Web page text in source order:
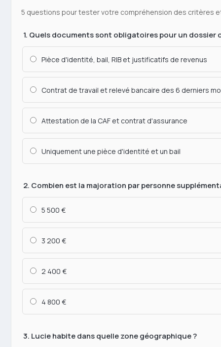
5 questions pour tester votre compréhension des critères
1. Quels documents sont obligatoires pour un dossier
Pièce d'identité, bail, RIB et justificatifs de revenus
Contrat de travail et relevé bancaire des 6 derniers
Attestation de la CAF et contrat d'assurance
Uniquement une pièce d'identité et un bail
2. Combien est la majoration par personne
5 500 €
3 200 €
2 400 €
4 800 €
3. Lucie habite dans quelle zone géographique ?